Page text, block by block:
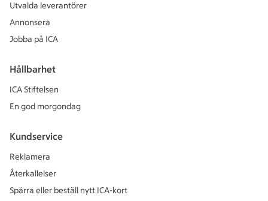
Utvalda leverantörer
Annonsera
Jobba på ICA
Hållbarhet
ICA Stiftelsen
En god morgondag
Kundservice
Reklamera
Återkallelser
Spärra eller beställ nytt ICA-kort